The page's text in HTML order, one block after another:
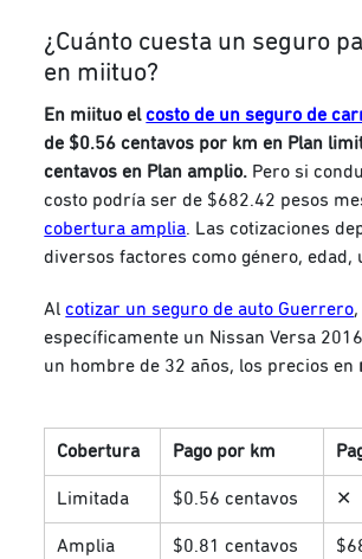
¿Cuánto cuesta un seguro
en miituo?
En miituo elcosto de un seguro de
de $0.56 centavos por km en Plan
centavos en Plan amplio. Pero si
costo podría ser de $682.42 pesos
cobertura amplia. Las cotizaciones
diversos factores como género, edad,
Alcotizar un seguro de auto Guerrero,
específicamente un Nissan Versa
un hombre de 32 años, los precios en
Cobertura Pago por km
Limitada $0.56 centavos ✕
Amplia $0.81 centavos